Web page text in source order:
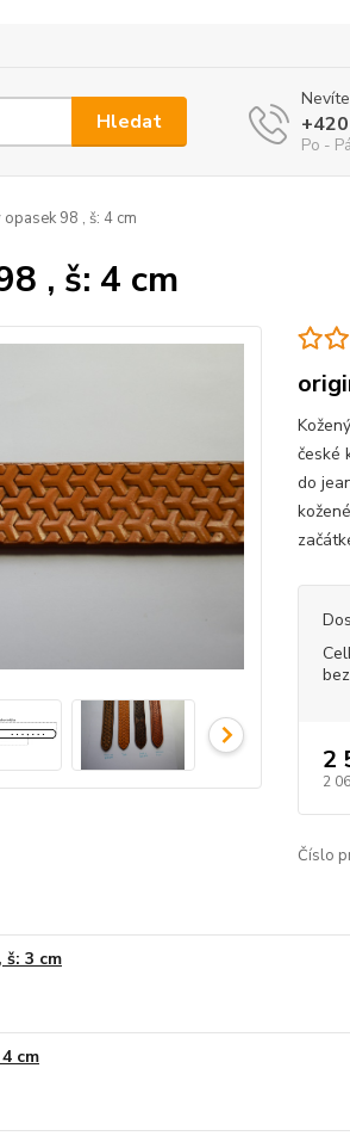
Hledat
Po -
opasek 98 , š: 4 cm
, š: 4 cm
české
do
2
2
Číslo
š: 3 cm
cm